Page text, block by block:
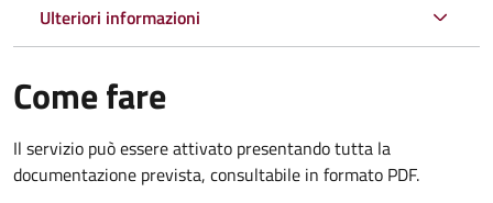
Ulteriori informazioni
Come fare
Il servizio può essere attivato presentando tutta la
documentazione prevista, consultabile in formato PDF.